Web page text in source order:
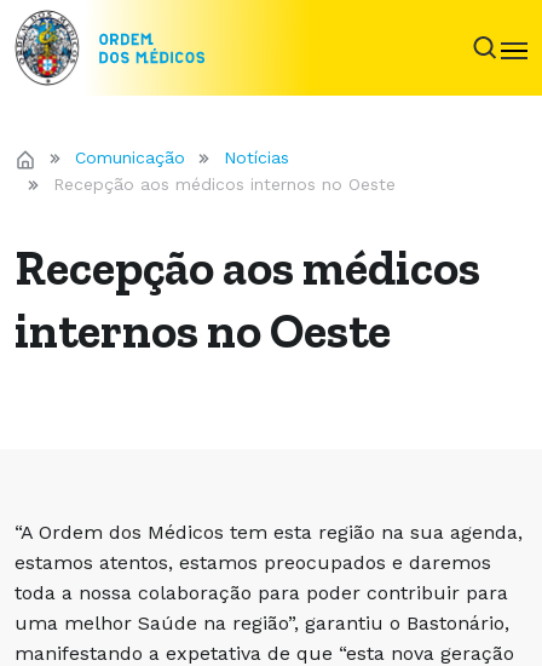
Comunicação
Notícias
Recepção aos médicos internos no Oeste
Recepção aos médicos
internos no Oeste
“A Ordem dos Médicos tem esta região na sua agenda,
estamos atentos, estamos preocupados e daremos
toda a nossa colaboração para poder contribuir para
uma melhor Saúde na região”, garantiu o Bastonário,
manifestando a expetativa de que “esta nova geração